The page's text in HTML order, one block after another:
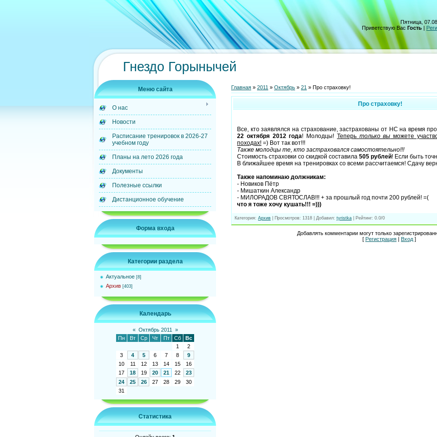
Пятница,
Приветствую Вас Гость |
Гнездо Горынычей
Меню сайта
О нас
Новости
Расписание тренировок в 2026-27
учебном году
Планы на лето 2026 года
Документы
Полезные ссылки
Дистанционное обучение
Форма входа
Категории раздела
Актуальное [8]
Архив [403]
Календарь
« Октябрь 2011
»
Пн
Вт Ср Чт Пт Сб
Вс
1
2
3
4 5 6 7 8
9
10
11 12 13 14 15
16
17
18 19 20 21 22
23
24
25 26 27 28 29
30
31
Статистика
Главная » 2011 » Октябрь » 21 » Про страховку!
Про страховку!
Все, кто заявлялся на страхование, застрахованы от НС на время
22 октября 2012 года! Молодцы! Теперь только вы можете
походах! =) Вот так вот!!!
Также молодцы те, кто застраховался самостоятельно!!!
Стоимость страховки со скидкой составила 505 рублей! Если быть
В ближайшее время на тренировках со всеми рассчитаемся! Сдачу
Также напоминаю должникам:
- Новиков Пётр
- Мишаткин Александр
- МИЛОРАДОВ СВЯТОСЛАВ!!! + за прошлый год почти 200 рублей! =(
что я тоже хочу кушать!!! =)))
Категория: Архив Просмотров: 1318 | Добавил: tyristka Рейтинг: 0.0/0
Добавлять комментарии могут только
[ Регистрация | Вход ]